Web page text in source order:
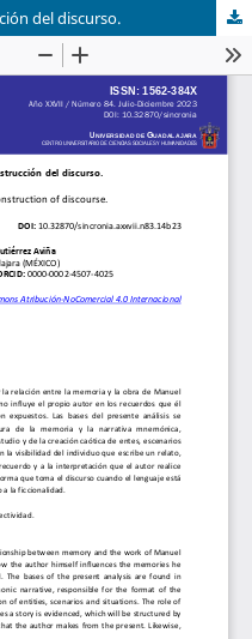
del discurso.